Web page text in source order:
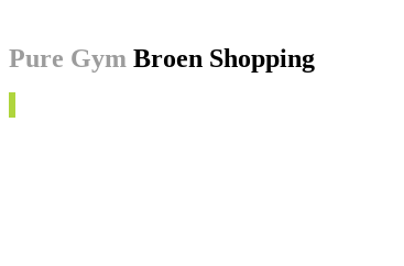
Pure Gym Broen Shopping